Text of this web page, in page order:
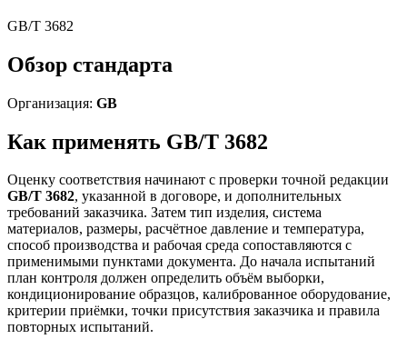
GB/T 3682
Обзор стандарта
Организация: GB
Как применять GB/T 3682
Оценку соответствия начинают с проверки точной редакции
GB/T 3682, указанной в договоре, и дополнительных
требований заказчика. Затем тип изделия, система
материалов, размеры, расчётное давление и температура,
способ производства и рабочая среда сопоставляются с
применимыми пунктами документа. До начала испытаний
план контроля должен определить объём выборки,
кондиционирование образцов, калиброванное оборудование,
критерии приёмки, точки присутствия заказчика и правила
повторных испытаний.